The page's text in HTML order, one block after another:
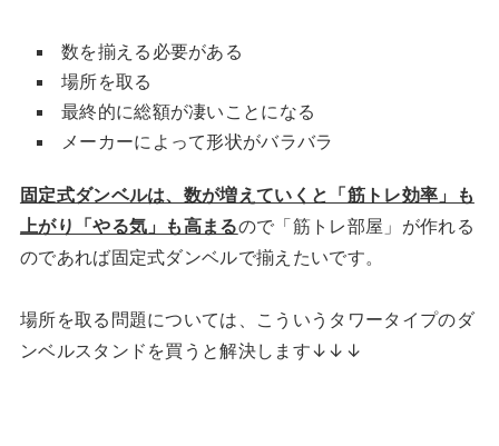
数を揃える必要がある
場所を取る
最終的に総額が凄いことになる
メーカーによって形状がバラバラ
固定式ダンベルは、数が増えていくと「筋トレ効率」も
上がり「やる気」も高まるので「筋トレ部屋」が作れる
のであれば固定式ダンベルで揃えたいです。
場所を取る問題については、こういうタワータイプのダ
ンベルスタンドを買うと解決します↓↓↓